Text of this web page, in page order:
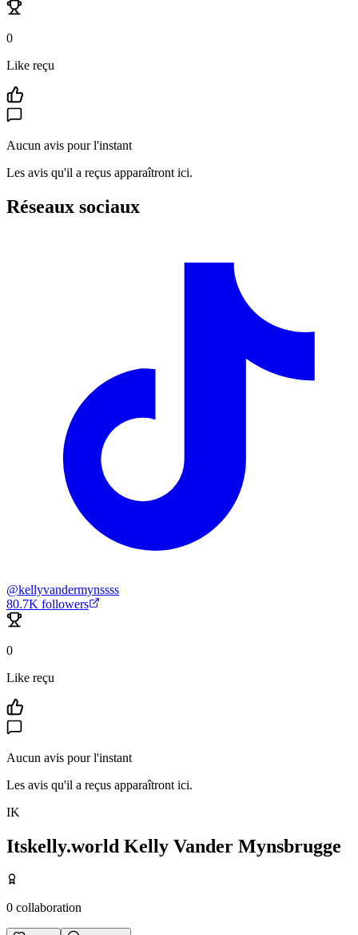
0
Like reçu
Aucun avis pour l'instant
Les avis qu'il a reçus apparaîtront ici.
Réseaux sociaux
@kellyvandermynssss
80.7K followers
0
Like reçu
Aucun avis pour l'instant
Les avis qu'il a reçus apparaîtront ici.
IK
Itskelly.world Kelly Vander Mynsbrugge
0 collaboration